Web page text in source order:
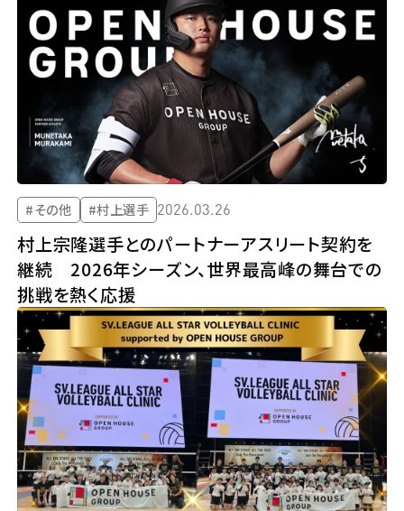
#その他 #村上選手 2026.03.26
村上宗隆選手とのパートナーアスリート契約を
継続 2026年シーズン、世界最高峰の舞台での
挑戦を熱く応援